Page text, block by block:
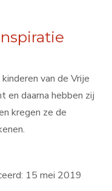
van de Vrije
en daarna hebben zij
kregen ze de
15 mei 2019